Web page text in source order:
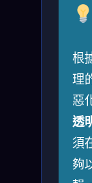
根
理
惡
透
須
夠